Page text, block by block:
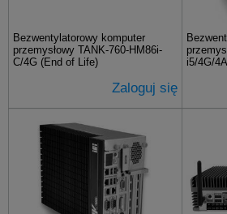
Bezwentylatorowy komputer
przemysłowy TANK-760-HM86i-
C/4G (End of Life)
Zaloguj się
i5/4G/4A